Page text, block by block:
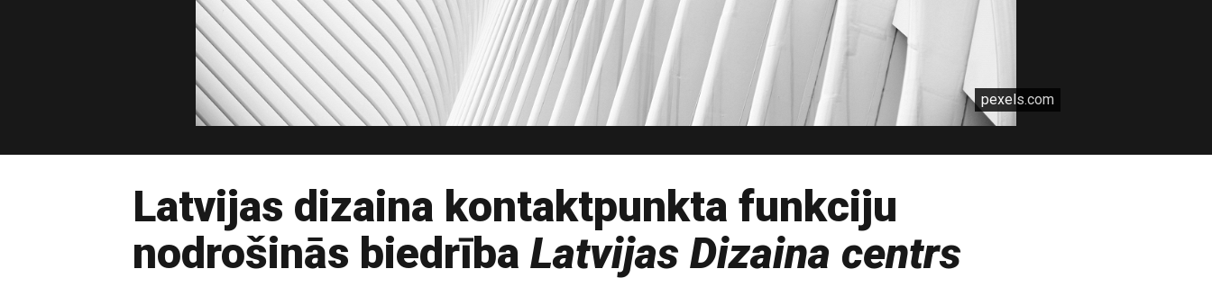
pexels.com
Latvijas dizaina kontaktpunkta funkciju
nodrošinās biedrība Latvijas Dizaina centrs